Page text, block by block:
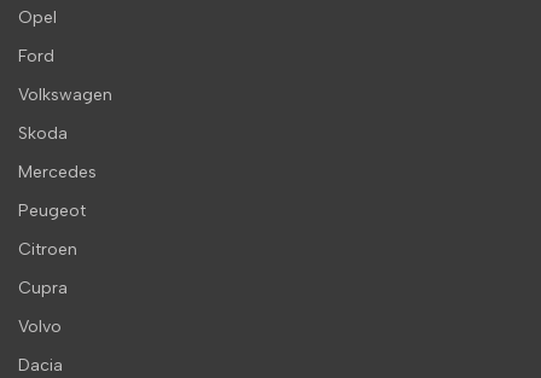
Opel
Ford
Volkswagen
Skoda
Mercedes
Peugeot
Citroen
Cupra
Volvo
Dacia